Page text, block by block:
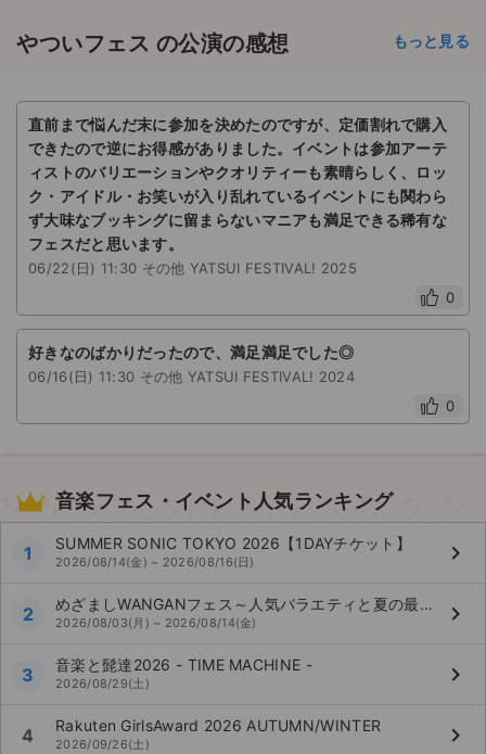
やついフェス の公演の感想 もっと見る
直前まで悩んだ末に参加を決めたのですが、定価割れで購入
できたので逆にお得感がありました。イベントは参加アーテ
ィストのバリエーションやクオリティーも素晴らしく、ロッ
ク・アイドル・お笑いが入り乱れているイベントにも関わら
ず大味なブッキングに留まらないマニアも満足できる稀有な
フェスだと思います。
06/22(日) 11:30 その他 YATSUI FESTIVAL! 2025
0
好きなのばかりだったので、満足満足でした◎
06/16(日) 11:30 その他 YATSUI FESTIVAL! 2024
0
音楽フェス・イベント人気ランキング
1 SUMMER SONIC TOKYO 2026【1DAYチケット】
2026/08/14(金) ~ 2026/08/16(日) keyboard_arrow_right
2 めざましWANGANフェス～人気バラエティと夏の最強コラボ～
2026/08/03(月) ~ 2026/08/14(金) keyboard_arrow_right
3 音楽と髭達2026 - TIME MACHINE -
2026/08/29(土) keyboard_arrow_right
4 Rakuten GirlsAward 2026 AUTUMN/WINTER
2026/09/26(土) keyboard_arrow_right